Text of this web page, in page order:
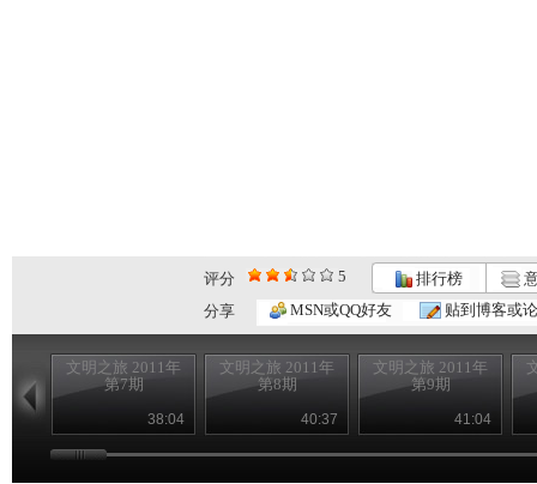
评分 5 排行榜
分享
MSN或QQ好友 贴到博客或
文明之旅 2011年
第7期
38:04
文明之旅 2011年
第8期
40:37
文明之旅 2011年
第9期
41:04